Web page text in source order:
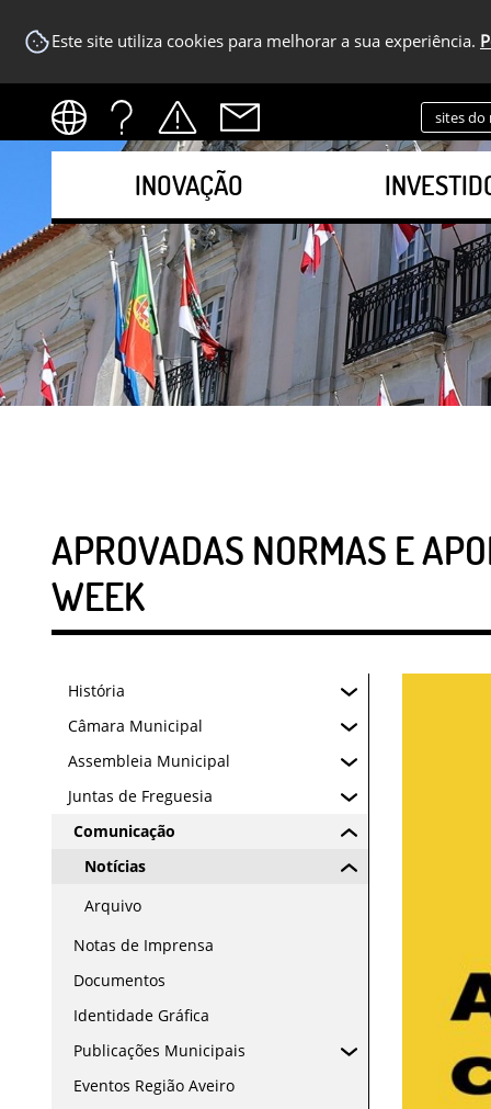
Este site utiliza cookies para melhorar a sua experiência.
sites do
INOVAÇÃO
APROVADAS NORMAS E
WEEK
História
Câmara Municipal
Assembleia Municipal
Juntas de Freguesia
Comunicação
Notícias
Arquivo
Notas de Imprensa
Documentos
Identidade Gráfica
Publicações Municipais
Eventos Região Aveiro